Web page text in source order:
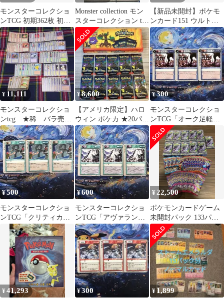
モンスターコレクショ
ンTCG 初期362枚 初版
美品
Monster collection モン
スターコレクション tcg
初期 初版
【新品未開封】ポケモ
ンカード151 ウルトラ
プレミアムコレクショ
ン シュリンク付
¥ 11,111
モンスターコレクショ
ンtcg ★稀 バラ売
り ３枚300円〜
¥8,600
【アメリカ限定】ハロ
ウィン ポケカ ★20パッ
クセット★
¥300
モンスターコレクショ
ンTCG「オーク足軽
団」頻繁（△）3枚セッ
ト
¥500
モンスターコレクショ
ンTCG「クリティカ
ル」並（♢）3枚セット
¥600
モンスターコレクショ
ンTCG「アヴァラン
チ」並（♢）3枚セット
¥ 22,500
ポケモンカードゲーム
未開封パック 133パッ
クまとめ売り
¥41,293 ¥300 ¥1,899